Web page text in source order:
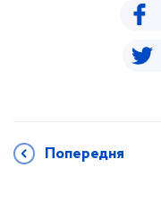
Попередня